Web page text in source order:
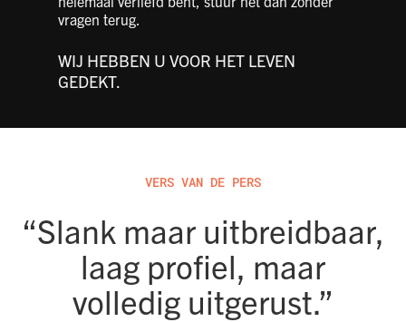
vragen terug.
WIJ HEBBEN U VOOR HET LEVEN
GEDEKT.
VERS VAN DE PERS
“Slank maar uitbreidbaar,
laag profiel, maar
volledig uitgerust.”